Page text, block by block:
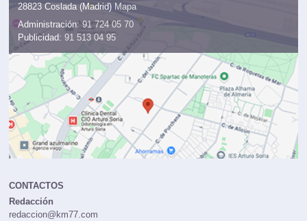
28823 Coslada (Madrid) Mapa
Administración: 91 724 05 70
Publicidad: 91 513 04 95
CONTACTOS
Redacción
redaccion@km77.com